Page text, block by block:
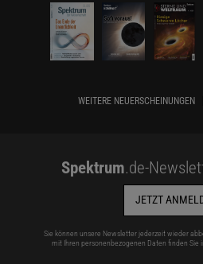
WEITERE NEUERSCHEINUNGEN
Spektrum.de-
JETZT
Sie können unsere Newsletter jederzeit wieder
mit Ihren personenbezogenen Daten finden Sie